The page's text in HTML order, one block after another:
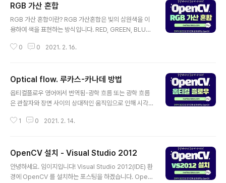
RGB 가산 혼합
RGB 가산 혼합이란? RGB 가산혼합은 빛의 삼원색을 이
용하여 색을 표현하는 방식입니다. RED, GREEN, BLUE
수록 밝아지기 때문에 '가산혼합'이라고 합니다. 디지털 이
B(적·녹·청)에 의해 색을 정의하는 색 모델, 또는 색 표시 방
식 입니다. 빛의 3원색인 적·녹·청을 혼합하여 색을 나타내
는 RGB 방식은 컬러 텔레비전이나 컴퓨터의 컬러 모니터,
채용되고 있습니다. RGB 방식은 적·녹·청을 혼합하여 원하
0 0 2021. 2. 16.
Optical flow. 루카스-카나데 방법
옵티컬플로우 영어에서 번역됨-광학 흐름 또는 광학 흐름
은 관찰자와 장면 사이의 상대적인 움직임으로 인해 시각
턴입니다. 광학적 흐름은 또한 이미지에서 명도 패턴의 이
하는 경우가 있다. 움직임 정보는 말 그대로 관심 객체가 어
떻게 움직이고 있는지에 대한 정보다. 사진에서 보는 바와
같이 영상 내부의 모든 픽셀에서 속도를 구하는 것이 밀집
1 0 2021. 2. 14.
OpenCV 설치 - Visual Studio 2012
안녕하세요. 임이지입니다! Visual Studio 2012(IDE) 환
경에 OpenCV 를 설치하는 포스팅을 하겠습니다. Open